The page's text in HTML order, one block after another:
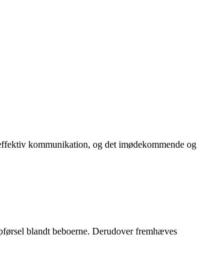
kommunikation, og det imødekommende og
blandt beboerne. Derudover fremhæves